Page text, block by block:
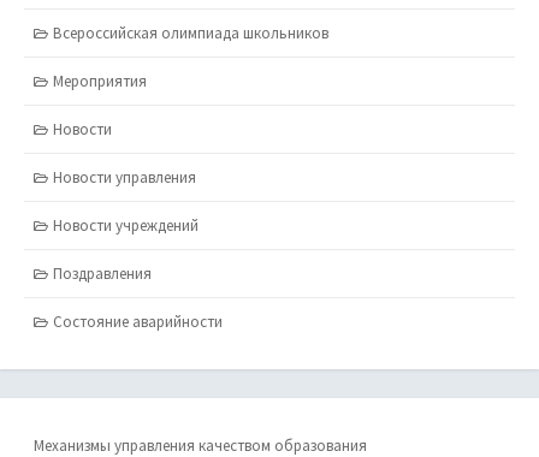
Всероссийская олимпиада школьников
Мероприятия
Новости
Новости управления
Новости учреждений
Поздравления
Состояние аварийности
Механизмы управления качеством образования